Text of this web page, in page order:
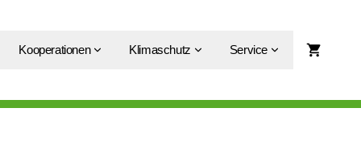
Kooperationen Klimaschutz Service